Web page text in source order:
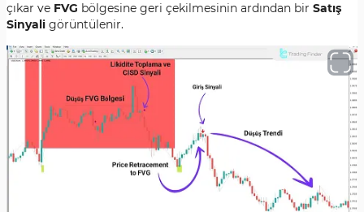
çıkar ve FVG bölgesine geri çekilmesinin ardından bir Satış
Sinyali görüntülenir.